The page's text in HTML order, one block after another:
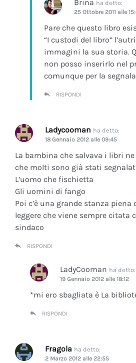
Brina ha detto:
25 Ottobre 2011 alle
Pare che questo libro
“I custodi del libro”
immagini la sua storia.
non posso inserirlo nel
comunque per la
RISPONDI
Ladycooman ha detto:
18 Gennaio 2012 alle 09:45
La bambina che salvava i libri
che molti sono già stati
L’uomo che fischietta
Gli uomini di fango
Poi c’è una grande stanza piena
leggere che viene sempre citata
sindaco
RISPONDI
LadyCooman ha detto:
19 Gennaio 2012 alle 18:12
*mi ero sbagliata è La
RISPONDI
Fragola ha detto:
2 Marzo 2012 alle 22:55